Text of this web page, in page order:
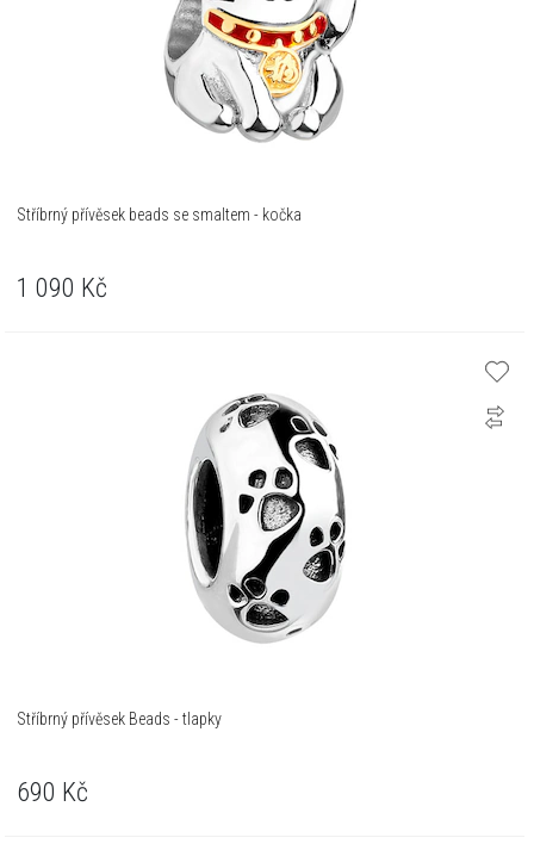
Stříbrný přívěsek beads se smaltem - kočka
1 090 Kč
Stříbrný přívěsek Beads - tlapky
690 Kč